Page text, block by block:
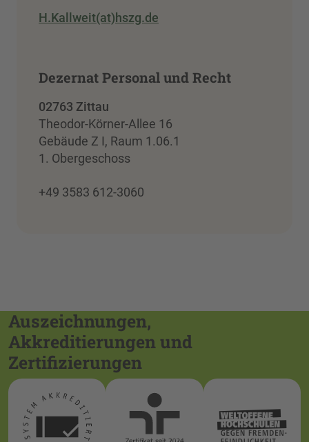
H.Kallweit(at)hszg.de
Dezernat Personal und Recht
02763 Zittau
Theodor-Körner-Allee 16
Gebäude Z I, Raum 1.06.1
1. Obergeschoss
+49 3583 612-3060
Auszeichnungen,
Akkreditierungen und
Zertifizierungen